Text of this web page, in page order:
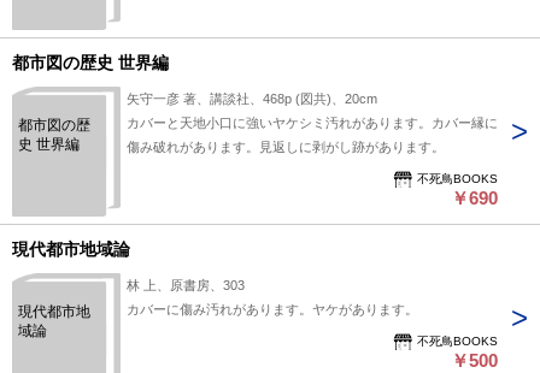
都市図の歴史 世界編
都市図の歴
史 世界編
矢守一彦 著、講談社、468p (図共)、20cm
カバーと天地小口に強いヤケシミ汚れがあります。カバー縁に
傷み破れがあります。見返しに剥がし跡があります。
不死鳥BOOKS
￥690
現代都市地域論
現代都市地
域論
林 上、原書房、303
カバーに傷み汚れがあります。ヤケがあります。
不死鳥BOOKS
￥500